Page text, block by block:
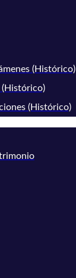
(Histórico)
(Histórico)
(Histórico)